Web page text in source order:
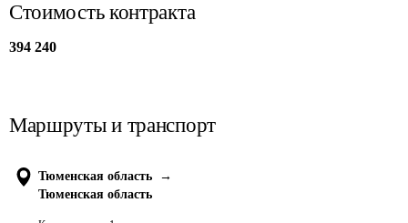
Стоимость контракта
394 240
Маршруты и транспорт
Тюменская область
→
Тюменская область